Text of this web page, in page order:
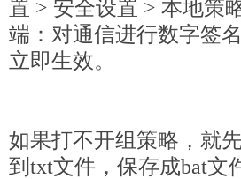
置 > 安全设置 > 本地策
端：对通信进行数字签名
立即生效。
如果打不开组策略，就
到txt文件，保存成bat文